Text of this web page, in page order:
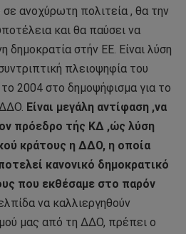
ανοχύρωτη πολιτεία , θα την
και θα παύσει να
δημοκρατία στήν ΕΕ. Είναι λύση
πλειοψηφία του
2004 στο δημοψήφισμα για το
Είναι μεγάλη αντίφαση ,να
πρόεδρο τής ΚΔ ,ώς λύση
κράτους η ΔΔΟ, η οποία
κανονικό δημοκρατικό
που εκθέσαμε στο παρόν
να καλλιεργηθούν
μας από τη ΔΔΟ, πρέπει ο